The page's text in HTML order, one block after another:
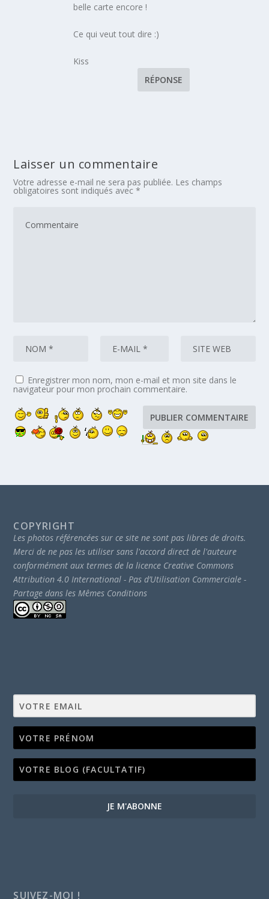
belle carte encore !
Ce qui veut tout dire :)
Kiss
RÉPONSE
Laisser un commentaire
Votre adresse e-mail ne sera pas publiée. Les champs
obligatoires sont indiqués avec*
Enregistrer mon nom, mon e-mail et mon site dans le
navigateur pour mon prochain commentaire.
COPYRIGHT
Les photos référencées sur ce site ne sont pas libres de droits.
Merci de ne pas les utiliser sans l'accord direct de l'auteure
conformément aux termes de la licence Creative Commons
Attribution 4.0 International - Pas d’Utilisation Commerciale -
Partage dans les Mêmes Conditions
JE M'ABONNE
SUIVEZ-MOI !